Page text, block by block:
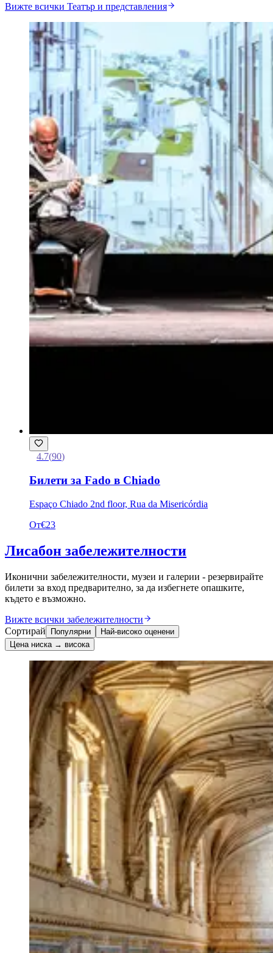
Вижте всички Театър и представления
4.7(90)
Билети за Fado в Chiado
Espaço Chiado 2nd floor, Rua da Misericórdia
От€23
Лисабон забележителности
Иконични забележителности, музеи и галерии - резервирайте
билети за вход предварително, за да избегнете опашките,
където е възможно.
Вижте всички забележителности
Сортирай
Популярни
Най-високо оценени
Цена ниска → висока